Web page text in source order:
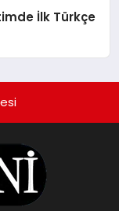
İlk Türkçe